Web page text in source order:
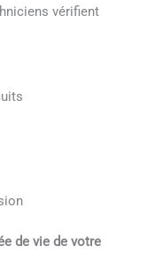
vérifient
de vie de votre